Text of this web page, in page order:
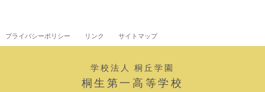
プライバシーポリシー リンク サイトマップ
学校法人 桐丘学園
桐生第一高等学校